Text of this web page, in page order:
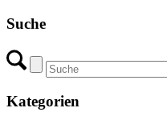
Suche
Kategorien